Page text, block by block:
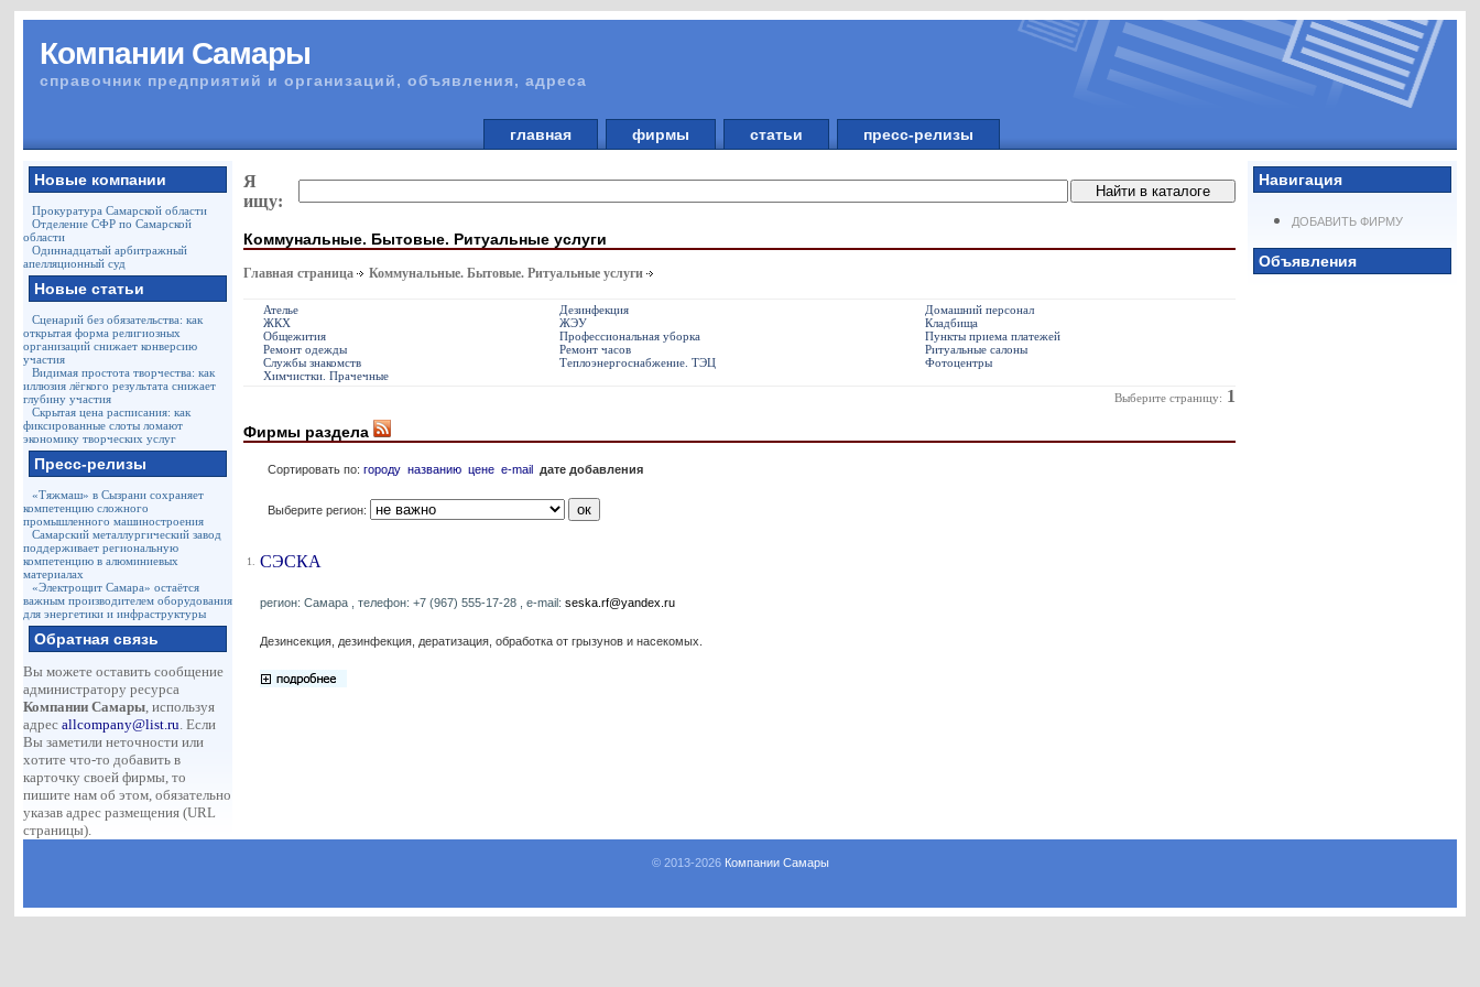
Компании Самары
справочник предприятий и организаций, объявления, адреса
главная фирмы статьи пресс-релизы
Новые компании
Прокуратура Самарской области
Отделение СФР по Самарской
области
Одиннадцатый арбитражный
апелляционный суд
Новые статьи
Сценарий без обязательства: как
открытая форма религиозных
организаций снижает конверсию
участия
Видимая простота творчества: как
иллюзия лёгкого результата снижает
глубину участия
Скрытая цена расписания: как
фиксированные слоты ломают
экономику творческих услуг
Пресс-релизы
«Тяжмаш» в Сызрани сохраняет
компетенцию сложного
промышленного машиностроения
Самарский металлургический завод
поддерживает региональную
компетенцию в алюминиевых
материалах
«Электрощит Самара» остаётся
важным производителем оборудования
для энергетики и инфраструктуры
Обратная связь
Вы можете оставить сообщение
администратору ресурса
Компании Самары, используя
адресallcompany@list.ru. Если
Вы заметили неточности или
хотите что-то добавить в
карточку своей фирмы, то
пишите нам об этом, обязательно
указав адрес размещения (URL
страницы).
Навигация
ДОБАВИТЬ ФИРМУ
Объявления
Я
ищу:
Коммунальные. Бытовые. Ритуальные услуги
Главная страница Коммунальные. Бытовые. Ритуальные услуги
Ателье Дезинфекция
Домашний персонал
ЖКХ
ЖЭУ
Кладбища
Общежития
Профессиональная уборка
Пункты приема платежей
Ремонт одежды
Ремонт часов
Ритуальные салоны
Службы знакомств
Теплоэнергоснабжение. ТЭЦ
Фотоцентры
Химчистки. Прачечные
Выберите страницу: 1
Фирмы раздела
Сортировать по:городу названию цене e-mail дате добавления
Выберите регион:
1. СЭСКА
регион: Самара , телефон: +7 (967) 555-17-28 , e-mail:seska.rf@yandex.ru
Дезинсекция, дезинфекция, дератизация, обработка от грызунов и насекомых.
© 2013-2026 Компании Самары